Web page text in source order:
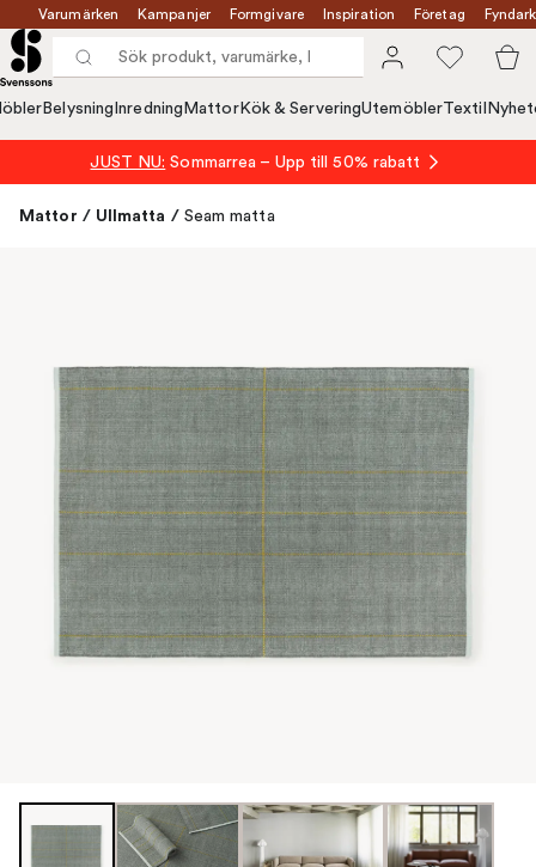
Varumärken Kampanjer Formgivare Inspiration Företag
Belysning Inredning MattorKök & ServeringUtemöblerTextil
JUST NU: Sommarrea – Upp till 50% rabatt
Mattor / Ullmatta / Seam matta